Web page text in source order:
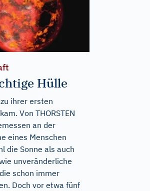
Hülle
ihrer ersten
Von THORSTEN
an der
eines Menschen
die Sonne als auch
unveränderliche
schon immer
Doch vor etwa fünf